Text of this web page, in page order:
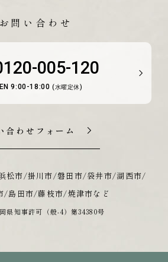
お問い合わせ
005-120
9:00-18:00 (水曜定休)
合わせフォーム
松市/掛川市/磐田市/袋井市/湖西市/
/島田市/藤枝市/焼津市など
県知事許可（般-4）第34380号